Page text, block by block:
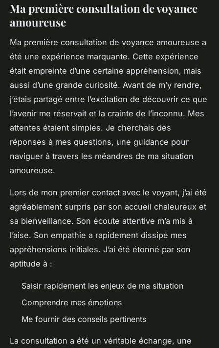
Ma première consultation de voyance
amoureuse
Ma première consultation de voyance amoureuse a
été une expérience marquante. Cette expérience
était empreinte d’une certaine appréhension, mais
aussi d’une grande curiosité. Avant de m’y rendre,
j’étais partagé entre l’excitation de découvrir ce que
l’avenir me réservait et la crainte de l’inconnu. Mes
attentes étaient simples. Je cherchais des
réponses à mes questions, une guidance pour
naviguer à travers les méandres de ma situation
amoureuse.
Lors de mon premier contact avec le voyant, j’ai été
agréablement surpris par son accueil chaleureux et
sa bienveillance. Son écoute attentive m’a mis à
l’aise. Son empathie a rapidement dissipé mes
appréhensions initiales. J’ai été étonné par son
aptitude à :
Saisir rapidement les enjeux de ma situation
Comprendre mes émotions
Me fournir des conseils pertinents
La consultation a été un véritable échange, une